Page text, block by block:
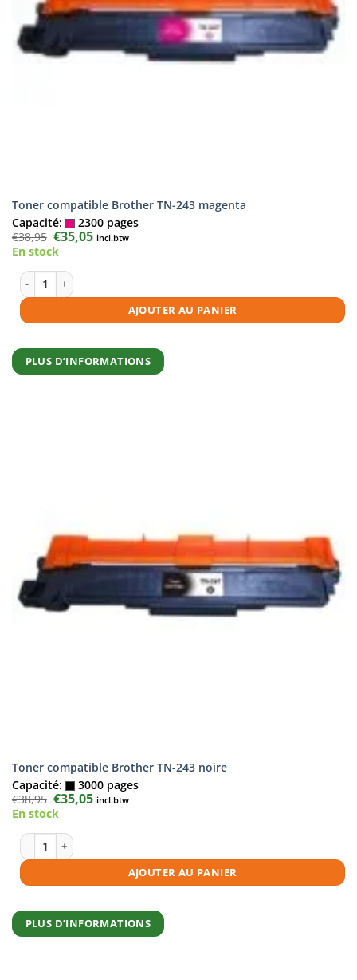
Toner compatible Brother TN-243 magenta
Capacité:
2300 pages
€38,95 Le
prix
initial
€38,95.
€35,05Le
prix
incl.btw
En stock
quantité de Toner compatible Brother TN-243 magenta
AJOUTER AU PANIER
PLUS D’INFORMATIONS
Toner compatible Brother TN-243 noire
Capacité:
3000 pages
€38,95 Le
prix
initial
€38,95.
€35,05Le
prix
incl.btw
En stock
quantité de Toner compatible Brother TN-243 noire
AJOUTER AU PANIER
PLUS D’INFORMATIONS